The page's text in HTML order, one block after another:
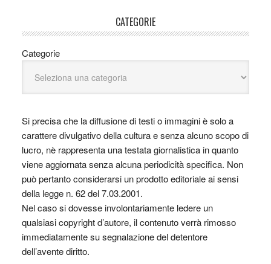
CATEGORIE
Categorie
Si precisa che la diffusione di testi o immagini è solo a
carattere divulgativo della cultura e senza alcuno scopo di
lucro, nè rappresenta una testata giornalistica in quanto
viene aggiornata senza alcuna periodicità specifica. Non
può pertanto considerarsi un prodotto editoriale ai sensi
della legge n. 62 del 7.03.2001.
Nel caso si dovesse involontariamente ledere un
qualsiasi copyright d’autore, il contenuto verrà rimosso
immediatamente su segnalazione del detentore
dell’avente diritto.